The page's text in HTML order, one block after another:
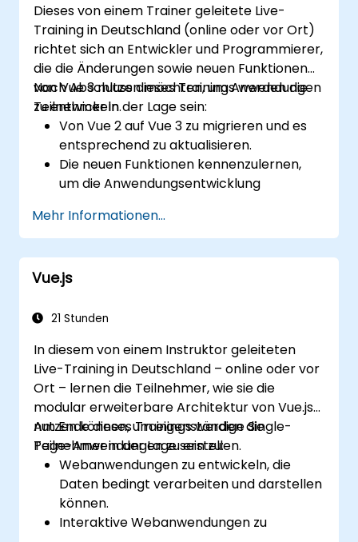
Dieses von einem Trainer geleitete Live-
Training in Deutschland (online oder vor Ort)
richtet sich an Entwickler und Programmierer,
die die Änderungen sowie neuen Funktionen
von Vue 3 nutzen möchten, um Anwendungen
zu entwickeln.
Nach Abschluss dieses Trainings werden die
Teilnehmer in der Lage sein:
Von Vue 2 auf Vue 3 zu migrieren und es
entsprechend zu aktualisieren.
Die neuen Funktionen kennenzulernen,
um die Anwendungsentwicklung
Vue 3 zur Erstellung wartbarer und
zuverlässiger Anwendungen einzusetzen
sowie Tests durchzuführen.
Mehr Informationen...
Vue.js
21 Stunden
In diesem von einem Instruktor geleiteten
Live-Training in Deutschland – online oder vor
Ort – lernen die Teilnehmer, wie sie die
modular erweiterbare Architektur von Vue.js
nutzen können, um eigenständige Single-
Page-Anwendungen zu erstellen.
Am Ende dieses Trainings werden die
Teilnehmer in der Lage sein zu:
Webanwendungen zu entwickeln, die
Daten bedingt verarbeiten und darstellen
können.
Interaktive Webanwendungen zu